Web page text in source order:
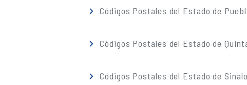
Códigos Postales del Estado de
Códigos Postales del Estado de
Códigos Postales del Estado de